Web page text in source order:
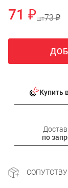
71 ₽шт73 ₽
Купить
по